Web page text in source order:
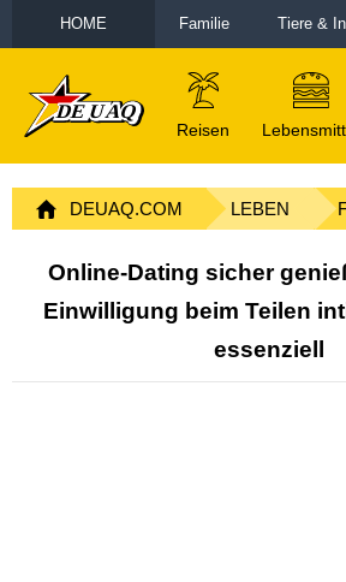
HOME Familie Tiere &
Reisen
DEUAQ.COM LEBEN
Online-Dating sicher
Einwilligung beim Teilen
essenziell